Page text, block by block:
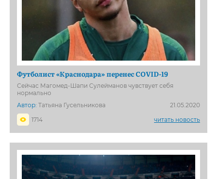
Футболист «Краснодара» перенес COVID-19
Сейчас Магомед-Шапи Сулейманов чувствует себя
нормально
Автор: Татьяна Гусельникова
21.05.2020
1714
читать новость